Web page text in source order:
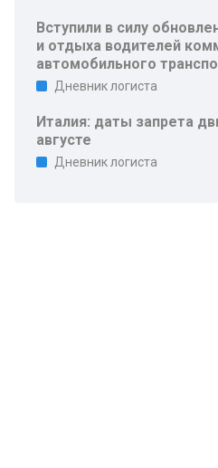
Вступили в силу
и отдыха водителей
автомобильного
Дневник логиста
Италия: даты запрета
августе
Дневник логиста